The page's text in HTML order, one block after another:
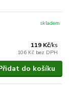
119 Kč/ks
106 Kč bez DPH
skladem
do košíku